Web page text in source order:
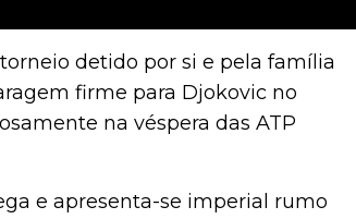
detido por si e pela família
firme para Djokovic no
na véspera das ATP
e apresenta-se imperial rumo